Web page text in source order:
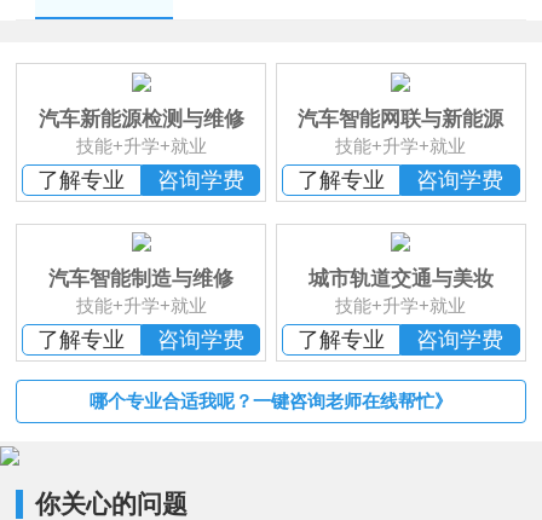
恭贺
恭贺
李*辉 已报名
恭贺
湖南邵阳杨*成 已报名
恭贺
湖南郴州
刘* 已报名
恭贺
湖南益阳苏*琮 已报名
恭贺
湖南衡阳谢光平 已报名
恭贺
湖南怀化段秋杰 已报名
班
汽车新能源检测与维修
技能+升学+就业
了解专业 咨询学费
汽车智能网联与新能源
技能+升学+就业
了解专业 咨询学费
汽车智能制造与维修
技能+升学+就业
了解专业 咨询学费
城市轨道交通与美妆
技能+升学+就业
了解专业 咨询学费
哪个专业合适我呢？一键咨询老师在线帮忙》
你关心的问题